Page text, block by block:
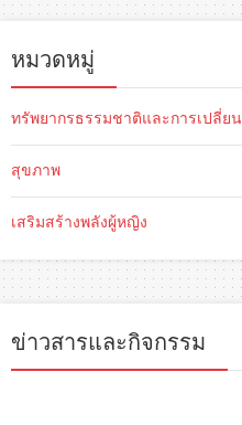
หมวดหมู่
ทรัพยากรธรรมชาติและการเปลี่ย
สุขภาพ
เสริมสร้างพลังผู้หญิง
ข่าวสารและกิจกรรม